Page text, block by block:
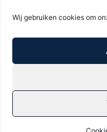
Wij gebruiken cookies om